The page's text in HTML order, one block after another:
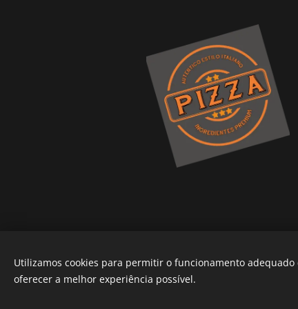
Compromisso. Rua José
Tel. 282 077 794
Utilizamos cookies para permitir o funcionamento
oferecer a melhor experiência possível.